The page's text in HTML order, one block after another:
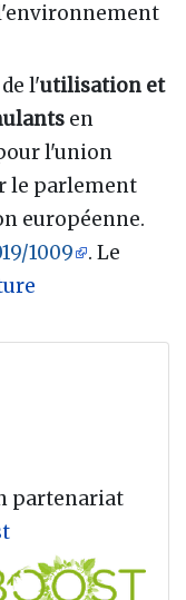
l'utilisation et
en
l'union
le parlement
européenne.
1009
. Le
partenariat